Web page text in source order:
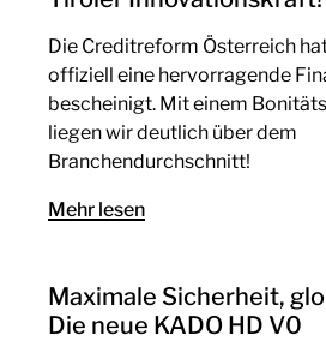
Die Creditreform Österreich
offiziell eine hervorragende
bescheinigt. Mit einem
liegen wir deutlich über dem
Branchendurchschnitt!
Mehr lesen
Maximale Sicherheit,
Die neue KADO HD V0